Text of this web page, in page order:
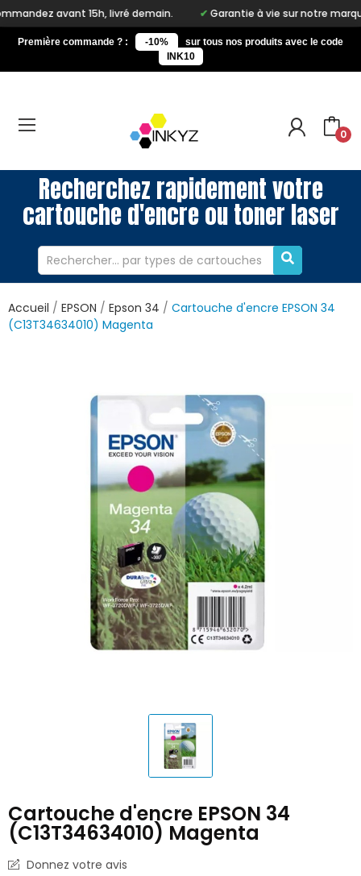
15h, livré demain. Garantie à vie sur notre marque Inkyz
Première commande ? : -10%
sur tous nos produits avec le code
INK10
0
Recherchez rapidement votre
cartouche d'encre ou toner laser
Accueil EPSON Epson 34
Cartouche d'encre EPSON 34
(C13T34634010) Magenta
Cartouche d'encre EPSON 34
(C13T34634010) Magenta
Donnez votre avis